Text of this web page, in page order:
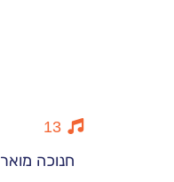
חנוכה מואר